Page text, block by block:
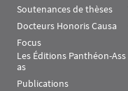
Soutenances de thèses
Docteurs Honoris Causa
Focus
Les Éditions Panthéon-Ass
as
Publications